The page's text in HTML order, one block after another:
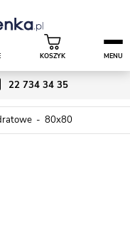
22 734 34 35
KOSZYK MENU
80x80